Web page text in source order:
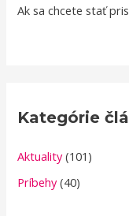
Ak sa chcete stať
Kategórie
Aktuality(101)
Príbehy(40)